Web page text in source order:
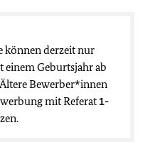
können derzeit nur
einem Geburtsjahr ab
Bewerber*innen
mit Referat1-